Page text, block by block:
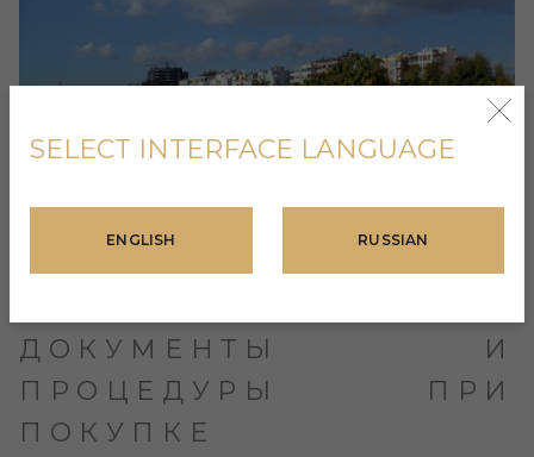
ДОКУМЕНТЫ И
ПРОЦЕДУРЫ ПРИ
ПОКУПКЕ
SELECT INTERFACE LANGUAGE
ENGLISH RUSSIAN